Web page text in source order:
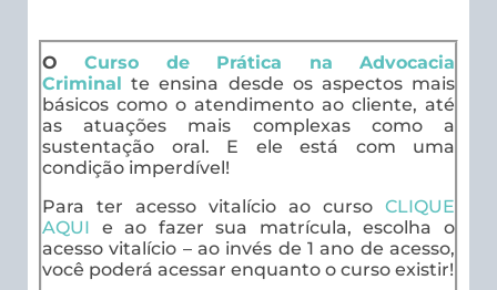
OCurso de Prática na Advocacia
Criminal
te ensina desde os aspectos mais
básicos como o atendimento ao cliente, até
as atuações mais complexas como a
sustentação oral. E ele está com uma
condição imperdível!
Para ter acesso vitalício ao curso CLIQUE
AQUI e ao fazer sua matrícula, escolha o
acesso vitalício – ao invés de 1 ano de acesso,
você poderá acessar enquanto o curso existir!